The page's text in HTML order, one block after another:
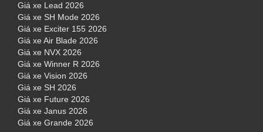
Giá xe Lead 2026
Giá xe SH Mode 2026
Giá xe Exciter 155 2026
Giá xe Air Blade 2026
Giá xe NVX 2026
Giá xe Winner R 2026
Giá xe Vision 2026
Giá xe SH 2026
Giá xe Future 2026
Giá xe Janus 2026
Giá xe Grande 2026